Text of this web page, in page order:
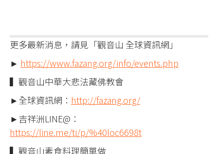
更多最新消息，請見「觀音山 全球資訊網」
► https://www.fazang.org/info/events.php
▍觀音山中華大悲法藏佛教會
►全球資訊網： http://fazang.org/
►吉祥洲LINE@：
https://line.me/ti/p/%40loc6698t
▍觀音山素食料理簡單做